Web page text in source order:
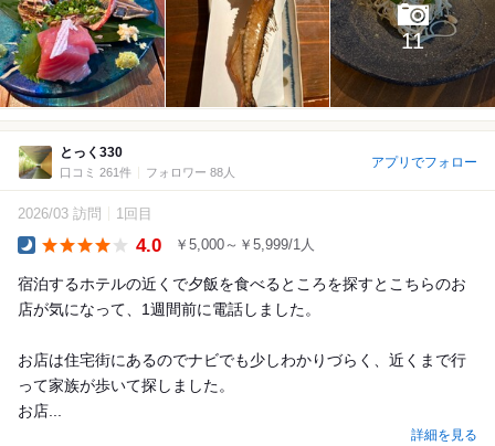
11
とっく330
口コミ 261件 フォロワー 88人
アプリでフォロー
2026/03 訪問 1回目
4.0 ￥5,000～￥5,999/1人
宿泊するホテルの近くで夕飯を食べるところを探すとこちらのお
店が気になって、1週間前に電話しました。
お店は住宅街にあるのでナビでも少しわかりづらく、近くまで行
って家族が歩いて探しました。
お店...
詳細を見る